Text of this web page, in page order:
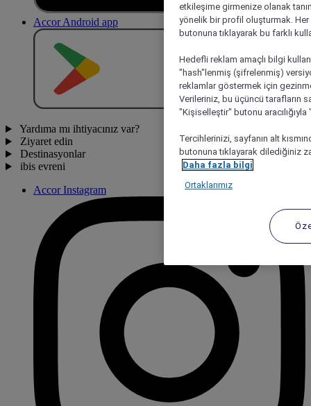
Accor Android app
Yardıma mı ihtiyacınız var?
Ziyaret edin
Destinasyonlar
ibis evreni
Accor Instagram
etkileşime girmenize olanak
yönelik bir profil oluşturmak.
butonuna tıklayarak bu farklı
Hedefli reklam amaçlı bilgi
"hash"lenmiş (şifrelenmiş)
reklamlar göstermek için
Verileriniz, bu üçüncü tarafların
"Kişiselleştir" butonu
Tercihlerinizi, sayfanın alt
butonuna tıklayarak dilediğiniz
Daha fazla bilgi
Ortaklarımız